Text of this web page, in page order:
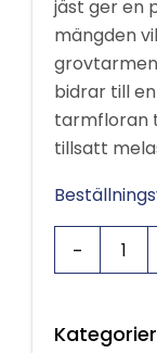
jäst ger en
mängden
bidrar till
tarmfloran
tillsatt